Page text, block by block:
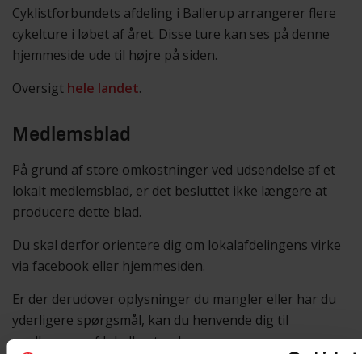
Cyklistforbundets afdeling i Ballerup arrangerer flere
cykelture i løbet af året. Disse ture kan ses på denne
hjemmeside ude til højre på siden.
Oversigt hele landet.
Medlemsblad
På grund af store omkostninger ved udsendelse af et
lokalt medlemsblad, er det besluttet ikke længere at
producere dette blad.
Du skal derfor orientere dig om lokalafdelingens virke
via facebook eller hjemmesiden.
Er der derudover oplysninger du mangler eller har du
yderligere spørgsmål, kan du henvende dig til
medlemmer af lokalbestyrelsen.